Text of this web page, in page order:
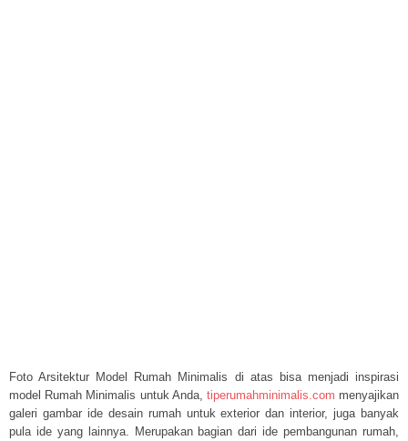
Foto Arsitektur Model Rumah Minimalis di atas bisa menjadi inspirasi
model Rumah Minimalis untuk Anda, tiperumahminimalis.com menyajikan
galeri gambar ide desain rumah untuk exterior dan interior, juga banyak
pula ide yang lainnya. Merupakan bagian dari ide pembangunan rumah,